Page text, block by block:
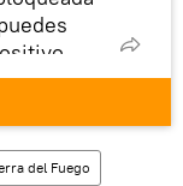
red
del Fuego